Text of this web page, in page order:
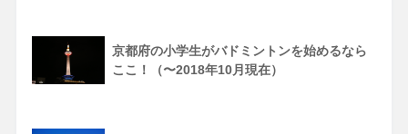
京都府の小学生がバドミントンを始めるなら
ここ！（〜2018年10月現在）